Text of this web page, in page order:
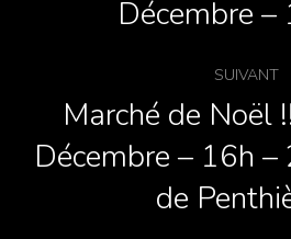
Décembre
SUIVANT
Marché de Noël
Décembre – 16h
de